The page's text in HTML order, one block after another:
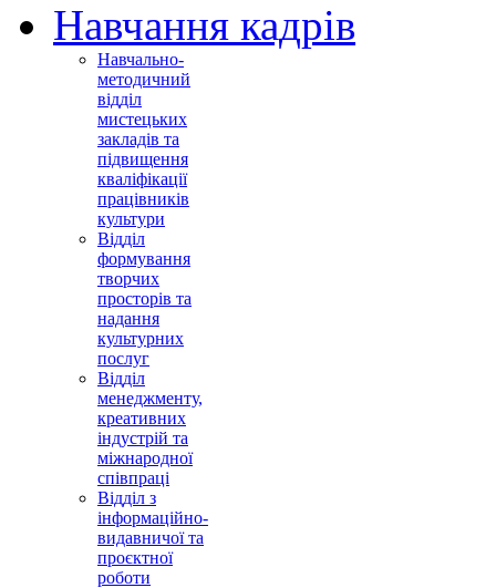
Навчання кадрів
Навчально-
методичний
відділ
мистецьких
закладів та
підвищення
кваліфікації
працівників
культури
Відділ
формування
творчих
просторів та
надання
культурних
послуг
Відділ
менеджменту,
креативних
індустрій та
міжнародної
співпраці
Відділ з
інформаційно-
видавничої та
проєктної
роботи